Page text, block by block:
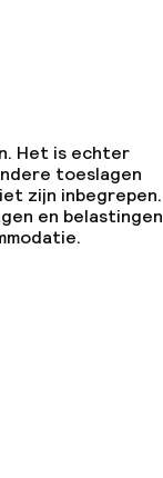
Het is echter
toeslagen
zijn inbegrepen.
en belastingen